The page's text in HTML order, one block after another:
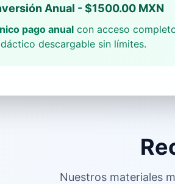
Anual - $1500.00 MXN
pago anual con acceso
descargable sin límites.
Nuestros materiales